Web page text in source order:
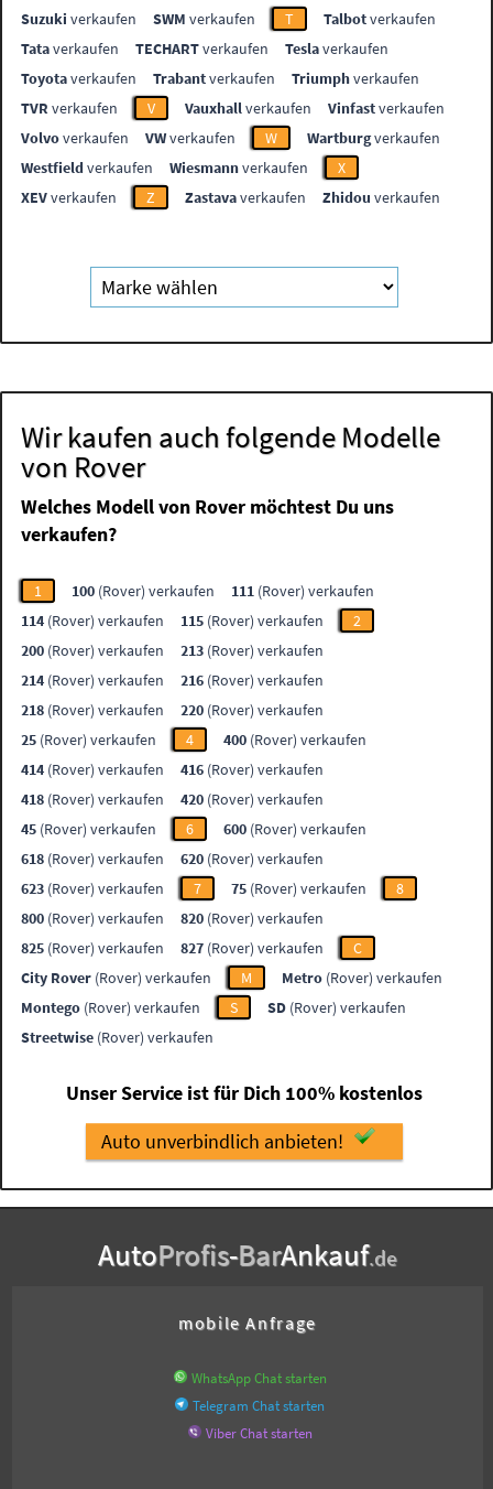
Suzuki verkaufen SWM verkaufen T Talbotverkaufen
Tataverkaufen TECHARTverkaufen Teslaverkaufen
Toyotaverkaufen Trabantverkaufen Triumphverkaufen
TVR verkaufen V Vauxhallverkaufen Vinfastverkaufen
Volvoverkaufen VWverkaufen W Wartburgverkaufen
Westfieldverkaufen Wiesmannverkaufen
X
XEVverkaufen Z Zastavaverkaufen Zhidou verkaufen
Wir kaufen auch folgende Modelle
von Rover
Welches Modell von Rover möchtest Du uns
verkaufen?
1 100 (Rover) verkaufen 111 (Rover) verkaufen
114 (Rover) verkaufen 115 (Rover) verkaufen
2
200 (Rover) verkaufen 213 (Rover) verkaufen
214 (Rover) verkaufen 216 (Rover) verkaufen
218 (Rover) verkaufen 220 (Rover) verkaufen
25 (Rover) verkaufen 4 400 (Rover) verkaufen
414 (Rover) verkaufen 416 (Rover) verkaufen
418 (Rover) verkaufen 420 (Rover) verkaufen
45 (Rover) verkaufen 6 600 (Rover) verkaufen
618 (Rover) verkaufen 620 (Rover) verkaufen
623 (Rover) verkaufen 7 75 (Rover) verkaufen
8
800 (Rover) verkaufen 820 (Rover) verkaufen
825 (Rover) verkaufen 827 (Rover) verkaufen
C
City Rover (Rover) verkaufen M Metro (Rover) verkaufen
Montego (Rover) verkaufen S SD (Rover) verkaufen
Streetwise (Rover) verkaufen
Unser Service ist für Dich 100% kostenlos
Auto unverbindlich anbieten!
AutoProfis-BarAnkauf.de
mobile Anfrage
WhatsApp Chat starten
Telegram Chat starten
Viber Chat starten